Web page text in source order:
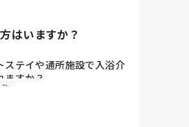
はいますか？
ステイや通所施設で入浴介
ますか？
？
助